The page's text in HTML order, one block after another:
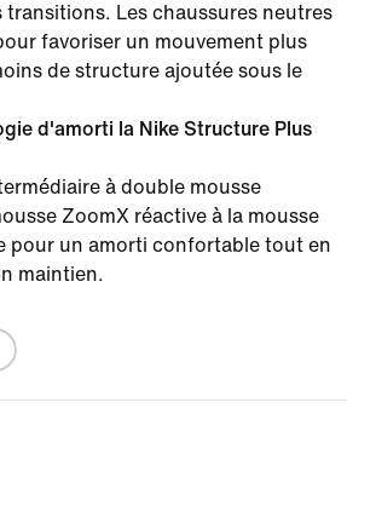
transitions. Les chaussures neutres
favoriser un mouvement plus
de structure ajoutée sous le
d'amorti la Nike Structure Plus
à double mousse
ZoomX réactive à la mousse
pour un amorti confortable tout en
maintien.